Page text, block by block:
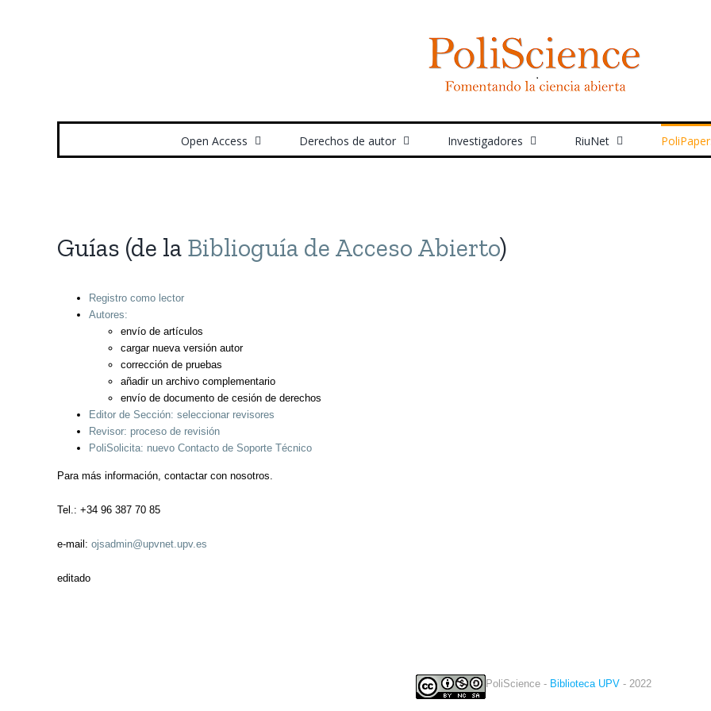
Open Access Derechos de autor Investigadores RiuNet
Guías (de la Biblioguía de Acceso Abierto)
Registro como lector
Autores:
envío de artículos
cargar nueva versión autor
corrección de pruebas
añadir un archivo complementario
envío de documento de cesión de derechos
Editor de Sección: seleccionar revisores
Revisor: proceso de revisión
PoliSolicita: nuevo Contacto de Soporte Técnico
Para más información, contactar con nosotros.
Tel.: +34 96 387 70 85
e-mail: ojsadmin@upvnet.upv.es
editado
PoliScience - Biblioteca UPV- 2022